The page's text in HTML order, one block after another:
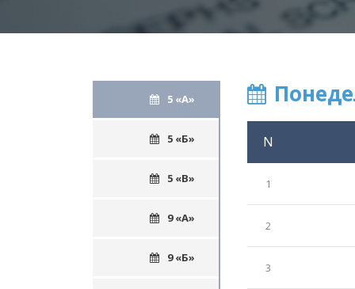
5 «А»
5 «Б»
5 «В»
9 «А»
9 «Б»
N
1
2
3